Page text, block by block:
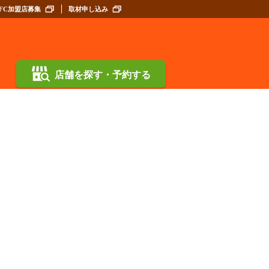
加盟店募集 取材申し込み
店舗を探す・予約する